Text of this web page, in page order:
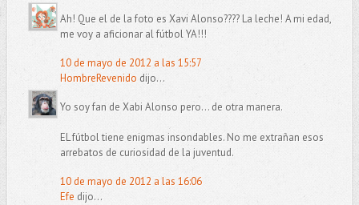
Ah! Que el de la foto es Xavi Alonso???? La leche! A mi edad,
me voy a aficionar al fútbol YA!!!
10 de mayo de 2012 a las 15:57
HombreRevenido dijo...
Yo soy fan de Xabi Alonso pero... de otra manera.
EL fútbol tiene enigmas insondables. No me extrañan esos
arrebatos de curiosidad de la juventud.
10 de mayo de 2012 a las 16:06
Efe dijo...